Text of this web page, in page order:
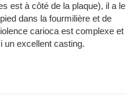
est à côté de la plaque), il a le
dans la fourmilière et de
carioca est complexe et
un excellent casting.